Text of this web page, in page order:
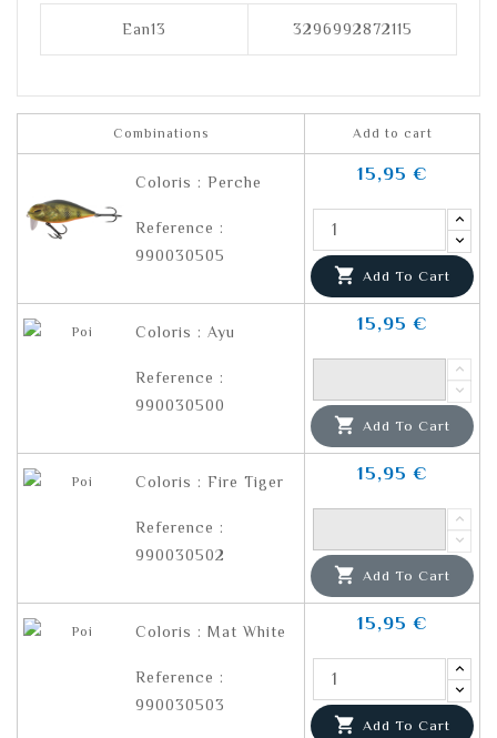
Ean13 3296992872115
Combinations Add to cart
Coloris : Perche
Reference :
990030505
15,95 €
 Add To Cart
Coloris : Ayu
Reference :
990030500
15,95 €
 Add To Cart
Coloris : Fire Tiger
Reference :
990030502
15,95 €
 Add To Cart
Coloris : Mat White
Reference :
990030503
15,95 €
 Add To Cart